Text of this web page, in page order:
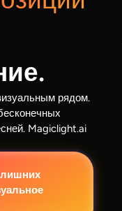
рядом.
Magiclight.ai
лишних